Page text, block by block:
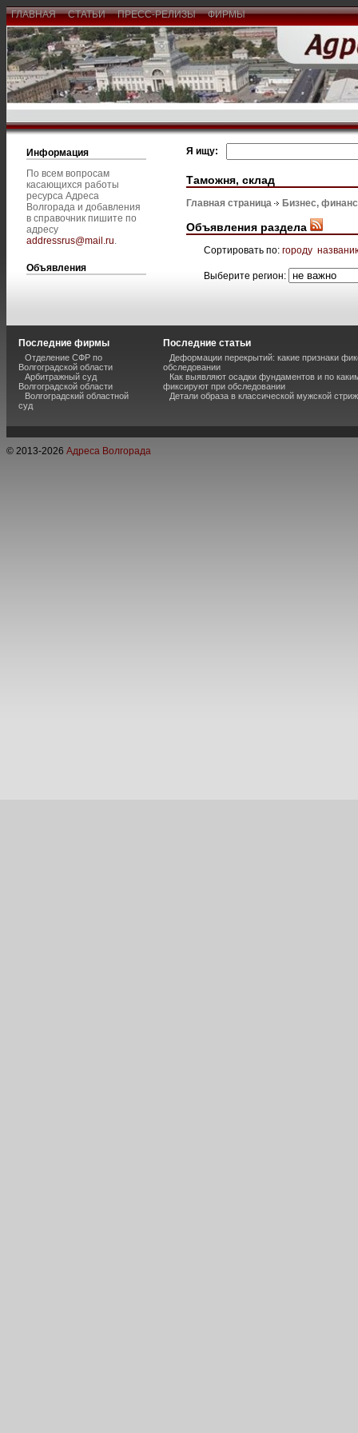
ГЛАВНАЯ СТАТЬИ ПРЕСС-РЕЛИЗЫ ФИРМЫ
Информация
По всем вопросам
касающихся работы
ресурса Адреса
Волгорада и добавления
в справочник пишите по
адресу
addressrus@mail.ru.
Объявления
Я ищу:
Таможня, склад
Главная страница Бизнес,
Объявления раздела
Сортировать по: городу
Выберите регион:
Последние фирмы
Отделение СФР по
Волгоградской области
Арбитражный суд
Волгоградской области
Волгоградский областной
суд
Последние статьи
Деформации перекрытий: какие признаки
обследовании
Как выявляют осадки фундаментов и по
фиксируют при обследовании
Детали образа в классической мужской
© 2013-2026 Адреса Волгорада